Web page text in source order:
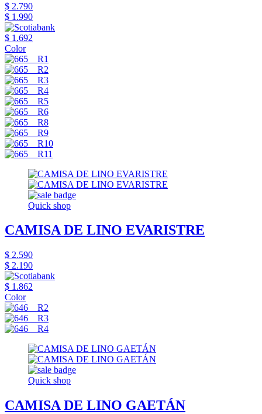
$ 2.790
$ 1.990
$ 1.692
Color
Quick shop
CAMISA DE LINO EVARISTRE
$ 2.590
$ 2.190
$ 1.862
Color
Quick shop
CAMISA DE LINO GAETÁN